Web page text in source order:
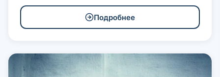
Подробнее